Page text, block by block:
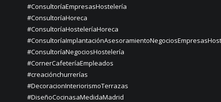
#ConsultoríaEmpresasHostelería
#ConsultoríaHoreca
#ConsultoríaHosteleríaHoreca
#ConsultoríaNegociosHostelería
#CornerCafeteríaEmpleados
#creaciónchurrerías
#DecoracionInteriorismoTerrazas
#DiseñoCocinasaMedidaMadrid